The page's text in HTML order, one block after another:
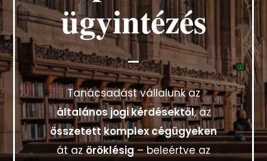
ügyintézés
Tanácsadást vállalunk az
általános jogi kérdésektől, az
összetett komplex cégügyeken
át azöröklésig– beleértve az